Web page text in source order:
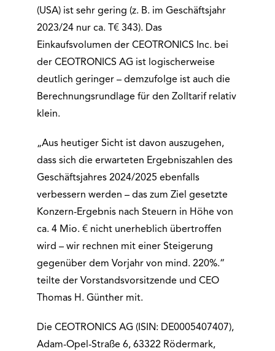
(USA) ist sehr gering (z. B. im Geschäftsjahr
2023/24 nur ca. T€ 343). Das
Einkaufsvolumen der CEOTRONICS Inc. bei
der CEOTRONICS AG ist logischerweise
deutlich geringer – demzufolge ist auch die
Berechnungsrundlage für den Zolltarif relativ
klein.
„Aus heutiger Sicht ist davon auszugehen,
dass sich die erwarteten Ergebniszahlen des
Geschäftsjahres 2024/2025 ebenfalls
verbessern werden – das zum Ziel gesetzte
Konzern-Ergebnis nach Steuern in Höhe von
ca. 4 Mio. € nicht unerheblich übertroffen
wird – wir rechnen mit einer Steigerung
gegenüber dem Vorjahr von mind. 220%.“
teilte der Vorstandsvorsitzende und CEO
Thomas H. Günther mit.
Die CEOTRONICS AG (ISIN: DE0005407407),
Adam-Opel-Straße 6, 63322 Rödermark,